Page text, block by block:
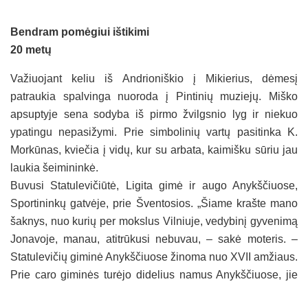
Bendram pomėgiui ištikimi
20 metų
Važiuojant keliu iš Andrioniškio į Mikierius, dėmesį
patraukia spalvinga nuoroda į Pintinių muziejų. Miško
apsuptyje sena sodyba iš pirmo žvilgsnio lyg ir niekuo
ypatingu nepasižymi. Prie simbolinių vartų pasitinka K.
Morkūnas, kviečia į vidų, kur su arbata, kaimišku sūriu jau
laukia šeimininkė.
Buvusi Statulevičiūtė, Ligita gimė ir augo Anykščiuose,
Sportininkų gatvėje, prie Šventosios. „Šiame krašte mano
šaknys, nuo kurių per mokslus Vilniuje, vedybinį gyvenimą
Jonavoje, manau, atitrūkusi nebuvau, – sakė moteris. –
Statulevičių giminė Anykščiuose žinoma nuo XVII amžiaus.
Prie caro giminės turėjo didelius namus Anykščiuose, jie